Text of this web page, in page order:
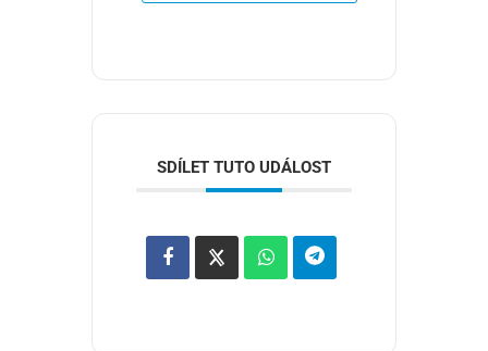
SDÍLET TUTO UDÁLOST